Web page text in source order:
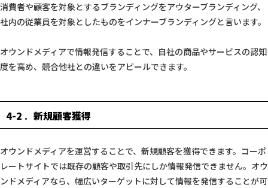
消費者や顧客を対象とするブランディングをアウターブランディング、
社内の従業員を対象としたものをインナーブランディングと言います。
オウンドメディアで情報発信することで、自社の商品やサービスの認知
度を高め、競合他社との違いをアピールできます。
4-2 新規顧客獲得
オウンドメディアを運営することで、新規顧客を獲得できます。コーポ
レートサイトでは既存の顧客や取引先にしか情報発信できません。オウ
ンドメディアなら、幅広いターゲットに対して情報を発信することが可